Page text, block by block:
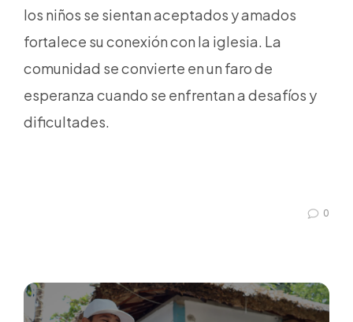
los niños se sientan aceptados y amados
fortalece su conexión con la iglesia. La
comunidad se convierte en un faro de
esperanza cuando se enfrentan a desafíos y
dificultades.
0